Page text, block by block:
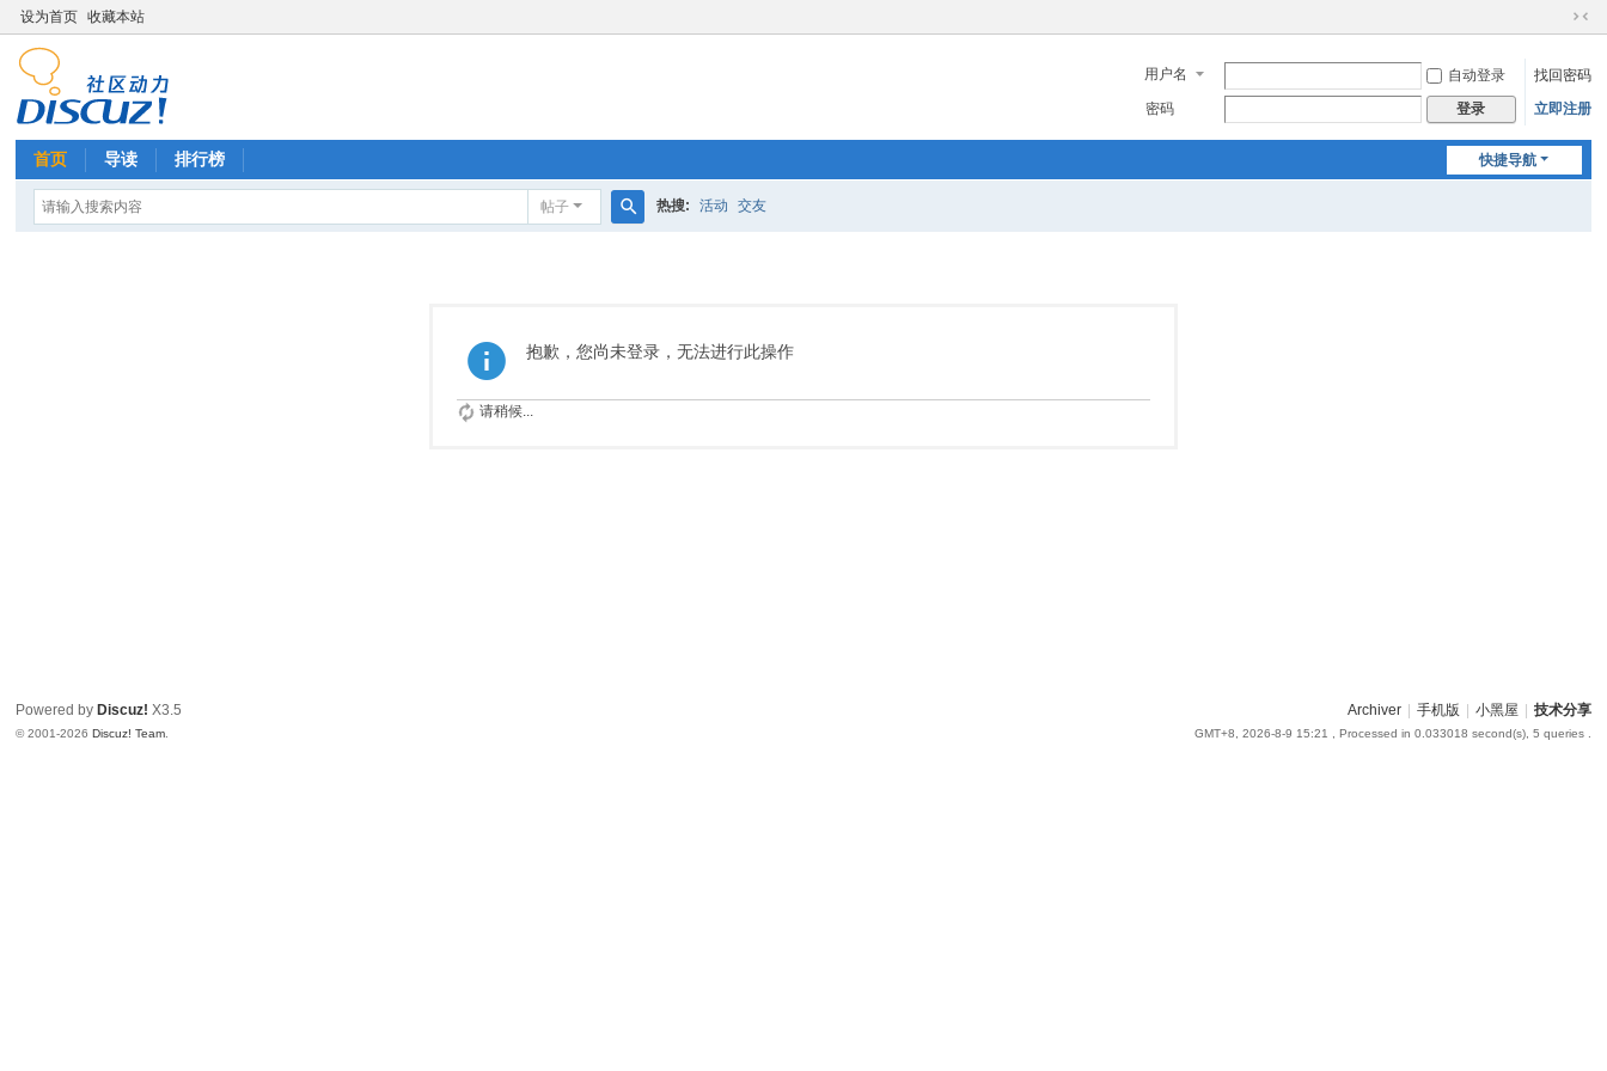
设为首页 收藏本站
切
到
窄
用户名 自动登录
找回密码
密码
登录 立即注册
快捷导航
首页 导读 排行榜
帖子 热搜: 活动 交友
抱歉，您尚未登录，无法进行此操作
请稍候...
Archiver 手机版 小黑屋 技术分享
GMT+8, 2026-8-9 15:21 , Processed in 0.033018 second(s), 5 queries .
Powered by Discuz! X3.5
© 2001-2026Discuz! Team